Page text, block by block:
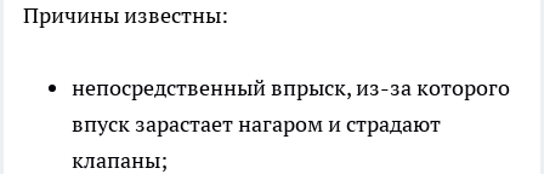
Причины известны:
непосредственный впрыск, из-за которого
впуск зарастает нагаром и страдают
клапаны;